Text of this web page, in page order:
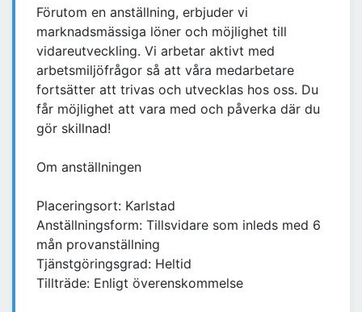
Förutom en anställning, erbjuder vi
marknadsmässiga löner och möjlighet till
vidareutveckling. Vi arbetar aktivt med
arbetsmiljöfrågor så att våra medarbetare
fortsätter att trivas och utvecklas hos oss. Du
får möjlighet att vara med och påverka där du
gör skillnad!
Om anställningen
Placeringsort: Karlstad
Anställningsform: Tillsvidare som inleds med 6
mån provanställning
Tjänstgöringsgrad: Heltid
Tillträde: Enligt överenskommelse